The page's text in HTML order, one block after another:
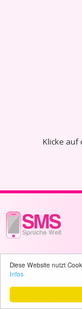
Diese Website nutzt
Infos
Klicke auf
© 2003 - 2026 -sms-
online